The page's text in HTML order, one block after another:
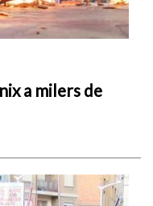
a milers de